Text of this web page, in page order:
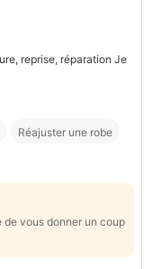
reprise, réparation Je
Réajuster une robe
de vous donner un coup